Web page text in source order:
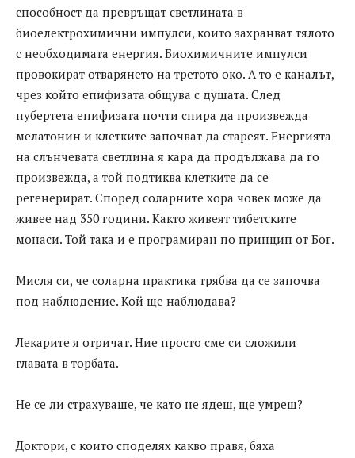
способност да превръщат светлината в
биоелектрохимични импулси, които захранват тялото
с необходимата енергия. Биохимичните импулси
провокират отварянето на третото око. А то е каналът,
чрез който епифизата общува с душата. След
пубертета епифизата почти спира да произвежда
мелатонин и клетките започват да стареят. Енергията
на слънчевата светлина я кара да продължава да го
произвежда, а той подтиква клетките да се
регенерират. Според соларните хора човек може да
живее над 350 години. Както живеят тибетските
монаси. Той така и е програмиран по принцип от Бог.
Мисля си, че соларна практика трябва да се започва
под наблюдение. Кой ще наблюдава?
Лекарите я отричат. Ние просто сме си сложили
главата в торбата.
Не се ли страхуваше, че като не ядеш, ще умреш?
Доктори, с които споделях какво правя, бяха